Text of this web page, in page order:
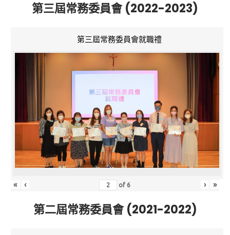
第三屆常務委員會 (2022-2023)
第三屆常務委員會就職禮
« ‹ of 6 › »
第二屆常務委員會 (2021-2022)